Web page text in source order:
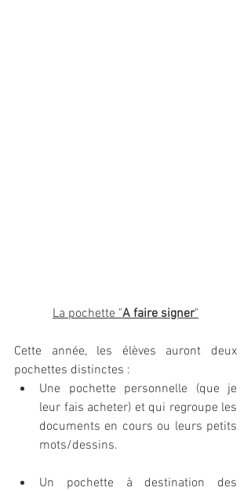
La pochette "A faire signer"
Cette année, les élèves auront deux
pochettes distinctes :
Une pochette personnelle (que je
leur fais acheter) et qui regroupe les
documents en cours ou leurs petits
mots/dessins.
Un pochette à destination des